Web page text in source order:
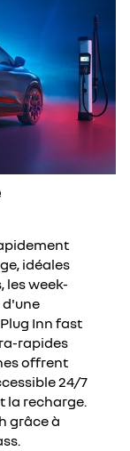
idéales
les week-
d'une
Inn fast
rapides
offrent
24/7
la recharge.
grâce à